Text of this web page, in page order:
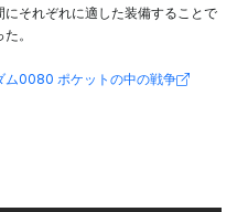
にそれぞれに適した装備することで
。
ム0080 ポケットの中の戦争